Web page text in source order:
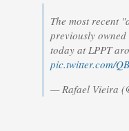
The most recent
previously
today at LPPT
pic.twitter.com/
— Rafael Vieira